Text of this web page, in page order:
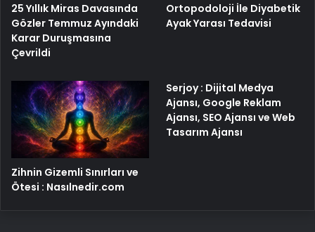
25 Yıllık Miras Davasında
Gözler Temmuz Ayındaki
Karar Duruşmasına
Çevrildi
Ortopodoloji İle Diyabetik
Ayak Yarası Tedavisi
Zihnin Gizemli Sınırları ve
Ötesi : Nasılnedir.com
Serjoy : Dijital Medya
Ajansı, Google Reklam
Ajansı, SEO Ajansı ve Web
Tasarım Ajansı